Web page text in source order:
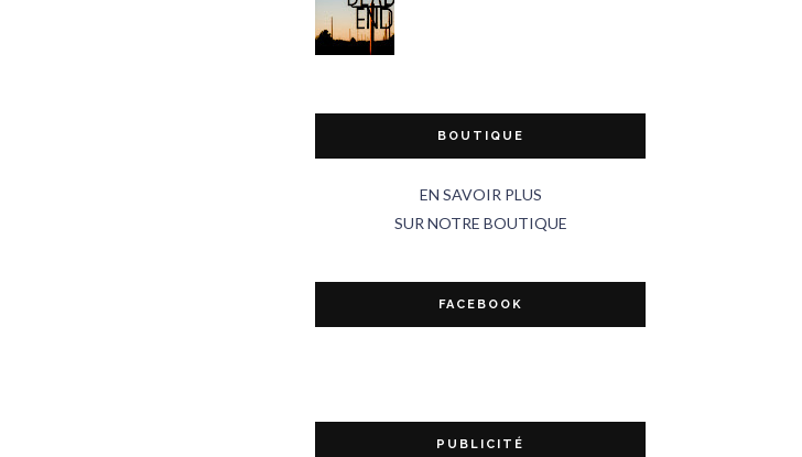
BOUTIQUE
EN SAVOIR PLUS
SUR NOTRE BOUTIQUE
FACEBOOK
PUBLICITÉ